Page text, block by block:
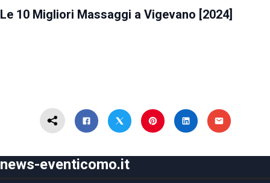
Le 10 Migliori Massaggi a Vigevano [2024]
news-eventicomo.it